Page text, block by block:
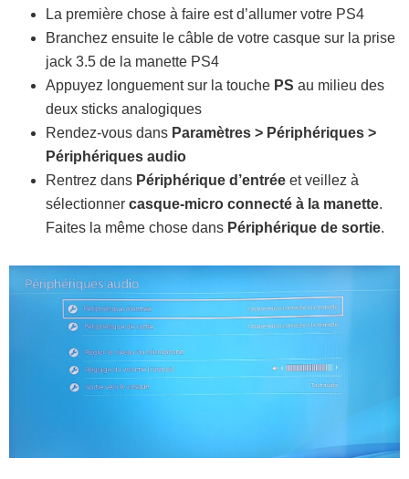
La première chose à faire est d’allumer votre PS4
Branchez ensuite le câble de votre casque sur la prise
jack 3.5 de la manette PS4
Appuyez longuement sur la touche PS au milieu des
deux sticks analogiques
Rendez-vous dans Paramètres > Périphériques >
Périphériques audio
Rentrez dans Périphérique d’entrée et veillez à
sélectionner casque-micro connecté à la manette.
Faites la même chose dans Périphérique de sortie.